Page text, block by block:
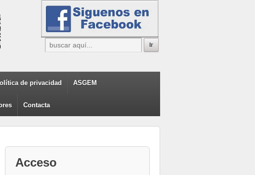
de privacidad ASGEM
Contacta
Acceso